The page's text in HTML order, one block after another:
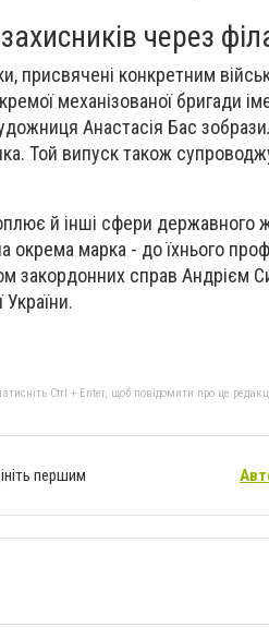
через
конкретним
механізованої бригади
Анастасія Бас
Той випуск також
й інші сфери державного
окрема марка - до їхнього
закордонних справ Андрієм
Ctrl + Enter, щоб повідомити про це
першим